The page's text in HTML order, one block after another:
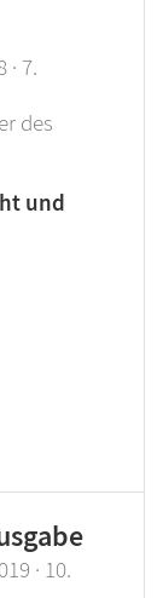
7.
des
und
· 10.